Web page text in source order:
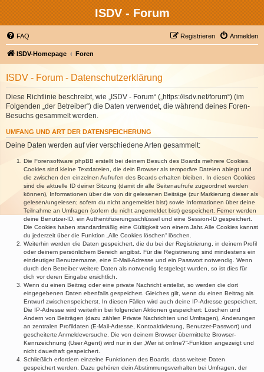
ISDV - Forum
FAQ Anmelden
Registrieren
ISDV-Homepage Foren
ISDV - Forum - Datenschutzerklärung
Diese Richtlinie beschreibt, wie „ISDV - Forum“ („https://isdv.net/forum“) (im
Folgenden „der Betreiber“) die Daten verwendet, die während deines Foren-
Besuchs gesammelt werden.
UMFANG UND ART DER DATENSPEICHERUNG
Deine Daten werden auf vier verschiedene Arten gesammelt:
Die Forensoftware phpBB erstellt bei deinem Besuch des Boards mehrere Cookies.
Cookies sind kleine Textdateien, die dein Browser als temporäre Dateien ablegt und
die zwischen den einzelnen Aufrufen des Boards erhalten bleiben. In diesen Cookies
sind die aktuelle ID deiner Sitzung (damit dir alle Seitenaufrufe zugeordnet werden
können), Informationen über die von dir gelesenen Beiträge (zur Markierung dieser als
gelesen/ungelesen; sofern du nicht angemeldet bist) sowie Informationen über deine
Teilnahme an Umfragen (sofern du nicht angemeldet bist) gespeichert. Ferner werden
deine Benutzer-ID, ein Authentifizierungsschlüssel und eine Session-ID gespeichert.
Die Cookies haben standardmäßig eine Gültigkeit von einem Jahr. Alle Cookies kannst
du jederzeit über die Funktion „Alle Cookies löschen“ löschen.
Weiterhin werden die Daten gespeichert, die du bei der Registrierung, in deinem Profil
oder deinem persönlichem Bereich angibst. Für die Registrierung sind mindestens ein
eindeutiger Benutzername, eine E-Mail-Adresse und ein Passwort notwendig. Wenn
durch den Betreiber weitere Daten als notwendig festgelegt wurden, so ist dies für
dich vor deren Eingabe ersichtlich.
Wenn du einen Beitrag oder eine private Nachricht erstellst, so werden die dort
eingegebenen Daten ebenfalls gespeichert. Gleiches gilt, wenn du einen Beitrag als
Entwurf zwischenspeicherst. In diesen Fällen wird auch deine IP-Adresse gespeichert.
Die IP-Adresse wird weiterhin bei folgenden Aktionen gespeichert: Löschen und
Ändern von Beiträgen (dazu zählen Private Nachrichten und Umfragen), Änderungen
an zentralen Profildaten (E-Mail-Adresse, Kontoaktivierung, Benutzer-Passwort) und
gescheiterte Anmeldeversuche. Die von deinem Browser übermittelte Browser-
Kennzeichnung (User Agent) wird nur in der „Wer ist online?“-Funktion angezeigt und
nicht dauerhaft gespeichert.
Schließlich erfordern einzelne Funktionen des Boards, dass weitere Daten
gespeichert werden. Dazu gehören dein Abstimmungsverhalten bei Umfragen, der